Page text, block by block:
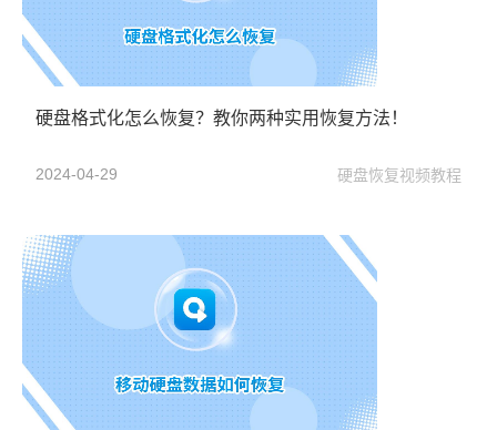
硬盘格式化怎么恢复？教你两种实用恢复方法！
2024-04-29 硬盘恢复视频教程